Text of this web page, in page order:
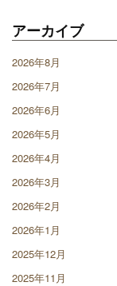
アーカイブ
2026年8月
2026年7月
2026年6月
2026年5月
2026年4月
2026年3月
2026年2月
2026年1月
2025年12月
2025年11月